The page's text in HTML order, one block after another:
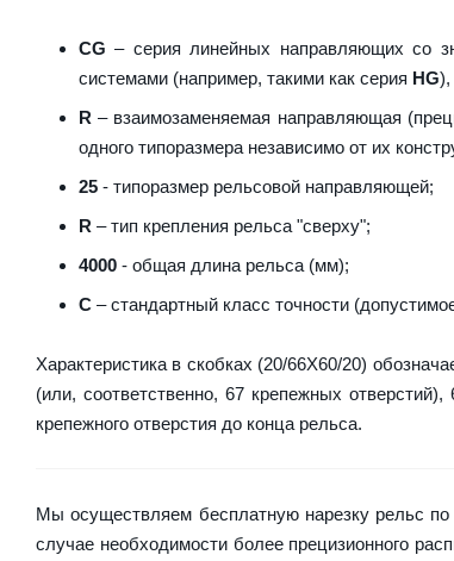
CG – серия линейных направляющих со
системами (например, такими как серия HG),
R – взаимозаменяемая направляющая
одного типоразмера независимо от их
25 - типоразмер рельсовой направляющей;
R – тип крепления рельса "сверху";
4000 - общая длина рельса (мм);
C – стандартный класс точности
Характеристика в скобках (20/66X60/20)
(или, соответственно, 67 крепежных
крепежного отверстия до конца рельса.
Мы осуществляем бесплатную нарезку рельс
случае необходимости более прецизионного